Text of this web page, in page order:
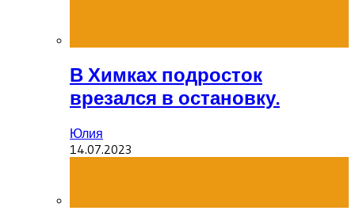
В Химках подросток
врезался в остановку.
Юлия
14.07.2023